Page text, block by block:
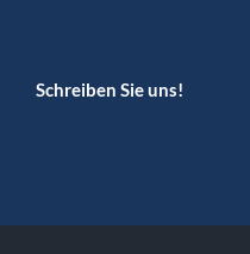
Schreiben Sie uns!